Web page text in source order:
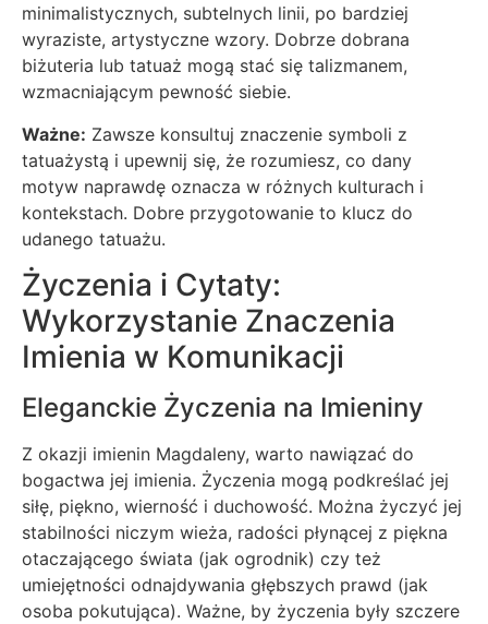
minimalistycznych, subtelnych linii, po bardziej
wyraziste, artystyczne wzory. Dobrze dobrana
biżuteria lub tatuaż mogą stać się talizmanem,
wzmacniającym pewność siebie.
Ważne: Zawsze konsultuj znaczenie symboli z
tatuażystą i upewnij się, że rozumiesz, co dany
motyw naprawdę oznacza w różnych kulturach i
kontekstach. Dobre przygotowanie to klucz do
udanego tatuażu.
Życzenia i Cytaty:
Wykorzystanie Znaczenia
Imienia w Komunikacji
Eleganckie Życzenia na Imieniny
Z okazji imienin Magdaleny, warto nawiązać do
bogactwa jej imienia. Życzenia mogą podkreślać jej
siłę, piękno, wierność i duchowość. Można życzyć jej
stabilności niczym wieża, radości płynącej z piękna
otaczającego świata (jak ogrodnik) czy też
umiejętności odnajdywania głębszych prawd (jak
osoba pokutująca). Ważne, by życzenia były szczere